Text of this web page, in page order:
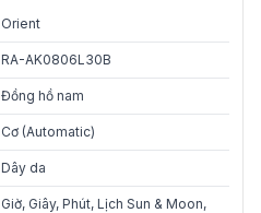
Orient
RA-AK0806L30B
Đồng hồ nam
Cơ (Automatic)
Dây da
Giờ, Giây, Phút, Lịch Sun & Moon,